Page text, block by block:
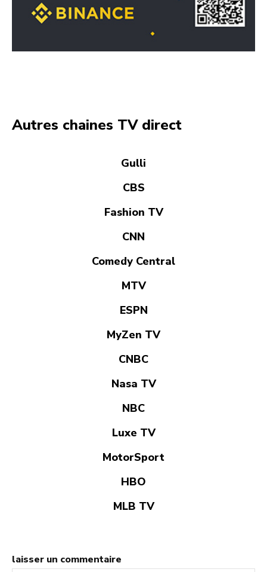
Autres chaines TV direct
Gulli
CBS
Fashion TV
CNN
Comedy Central
MTV
ESPN
MyZen TV
CNBC
Nasa TV
NBC
Luxe TV
MotorSport
HBO
MLB TV
laisser un commentaire